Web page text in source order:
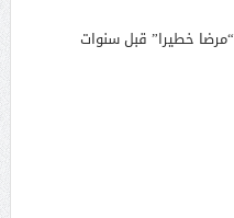
خطيرا” قبل سنوات